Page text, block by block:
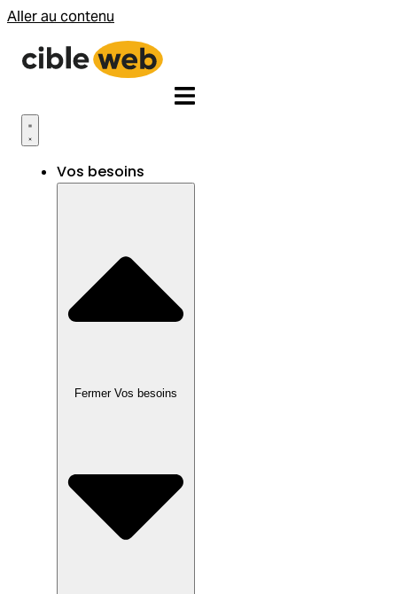
Aller au contenu
Vos besoins
Fermer Vos besoins